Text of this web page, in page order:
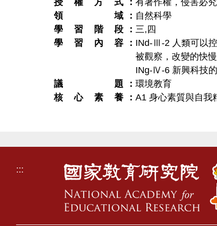
授權方式
有著作權，侵害必究
領域
自然科學
學習階段
三, 四
學習內容
INd-Ⅲ-2 人類可以
被觀察，改變的快
INg-Ⅳ-6 新興科技的
議題
環境教育
核心素養
A1 身心素質與自我
:::